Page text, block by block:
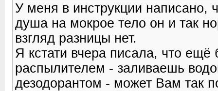
У меня в инструкции написано,
душа на мокрое тело он и так
взгляд разницы нет.
Я кстати вчера писала, что ещё
распылителем - заливаешь
дезодорантом - может Вам так